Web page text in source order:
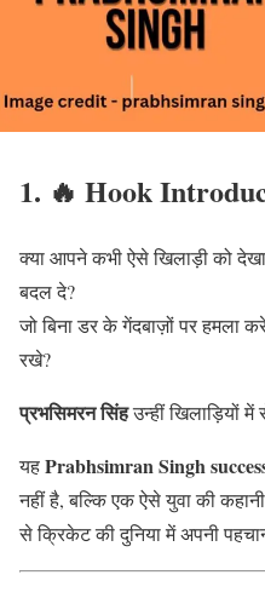
1. 🔥 Hook
क्या आपने कभी ऐसे खिलाड़ी को
बदल दे?
जो बिना डर के गेंदबाज़ों पर हमला
रखे?
प्रभसिमरन सिंहउन्हीं खिलाड़ियों
यहPrabhsimran Singh
नहीं है, बल्कि एक ऐसे युवा की
से क्रिकेट की दुनिया में अपनी